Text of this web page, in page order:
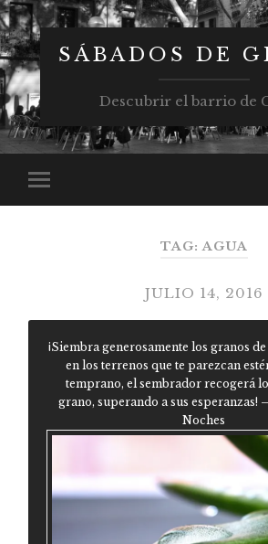
SÁBADOS DE
Descubrir el barrio de
TAG: AGUA
JULIO 14, 2016
¡Siembra generosamente los granos
en los terrenos que te parezcan
temprano, el sembrador recogerá
grano, superando a sus esperanzas!
Noches